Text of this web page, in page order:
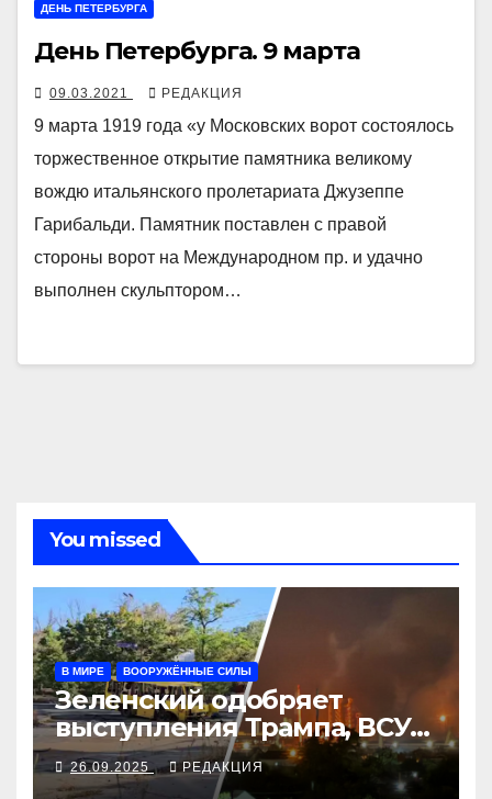
ДЕНЬ ПЕТЕРБУРГА
День Петербурга. 9 марта
09.03.2021 РЕДАКЦИЯ
9 марта 1919 года «у Московских ворот состоялось
торжественное открытие памятника великому
вождю итальянского пролетариата Джузеппе
Гарибальди. Памятник поставлен с правой
стороны ворот на Международном пр. и удачно
выполнен скульптором…
You missed
В МИРЕ ВООРУЖЁННЫЕ СИЛЫ
Зеленский одобряет
выступления Трампа, ВСУ
закрыли Добропольский
рубеж
26.09.2025 РЕДАКЦИЯ